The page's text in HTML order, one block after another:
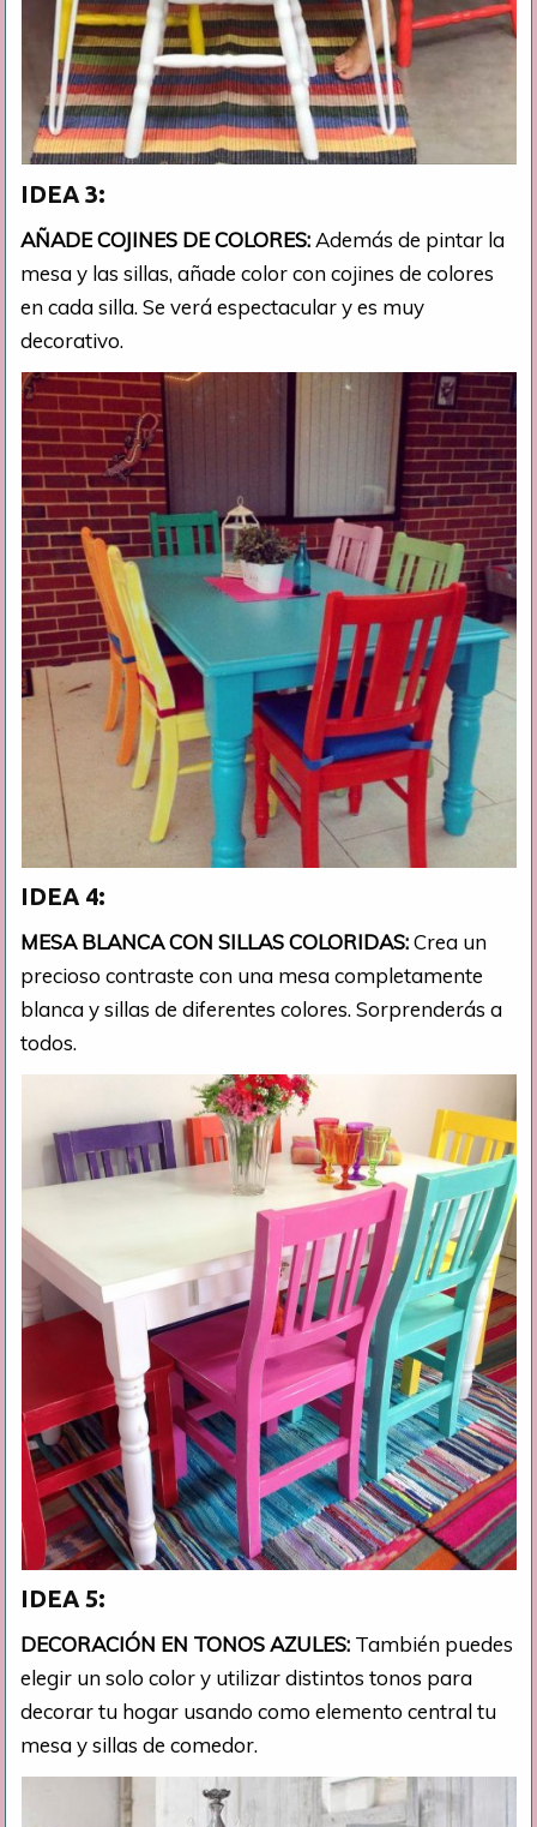
IDEA 3:
AÑADE COJINES DE COLORES: Además de pintar la
mesa y las sillas, añade color con cojines de colores
en cada silla. Se verá espectacular y es muy
decorativo.
IDEA 4:
MESA BLANCA CON SILLAS COLORIDAS:Crea un
precioso contraste con una mesa completamente
blanca y sillas de diferentes colores. Sorprenderás a
todos.
IDEA 5:
DECORACIÓN EN TONOS AZULES: También puedes
elegir un solo color y utilizar distintos tonos para
decorar tu hogar usando como elemento central tu
mesa y sillas de comedor.